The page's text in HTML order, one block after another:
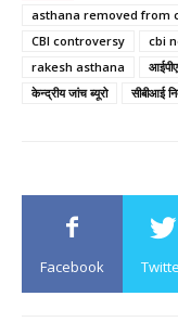
asthana removed from
CBI controversy
cbi
rakesh asthana
केन्द्रीय जांच ब्यूरो
सीबीआई
Facebook